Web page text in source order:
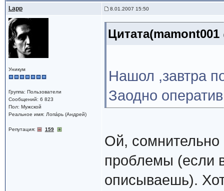
Lapp 8.01.2007 15:50
Уникум
Группа: Пользователи
Сообщений: 6 823
Пол: Мужской
Реальное имя: Лопáрь (Андрей)
Репутация: 159
Цитата(mamont001
Нашол ,завтра
Заодно
Ой,
проблемы (если
описываешь).